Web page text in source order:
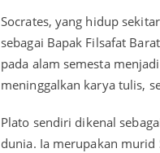
Socrates, yang hidup
sebagai Bapak Filsafat
pada alam semesta
meninggalkan karya tulis,
Plato sendiri dikenal
dunia. Ia merupakan murid